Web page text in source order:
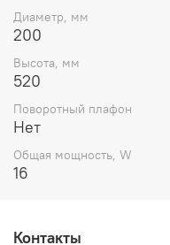
Диаметр, мм
200
Высота, мм
520
Поворотный плафон
Нет
Общая мощность, W
16
Контакты